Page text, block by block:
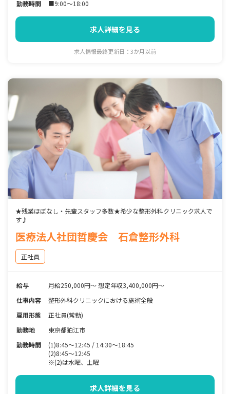
勤務時間
■9:00～18:00
求人詳細を見る
求人情報最終更新日：3か月以前
★残業ほぼなし・先輩スタッフ多数★希少な整形外科クリニック求人で
す♪
医療法人社団哲慶会 石倉整形外科
正社員
給与
月給250,000円～ 想定年収3,400,000円～
仕事内容
整形外科クリニックにおける施術全般
雇用形態
正社員(常勤)
勤務地
東京都狛江市
勤務時間
(1)8:45～12:45 / 14:30～18:45
(2)8:45～12:45
※(2)は水曜、土曜
求人詳細を見る